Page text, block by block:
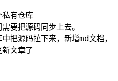
私有仓库
要把源码同步上去。
把源码拉下来，新增md文档，
文章了